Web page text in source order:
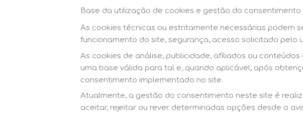
Base da utilização de cookies e gestão do consentimento
As cookies técnicas ou estritamente necessárias podem
funcionamento do site, segurança, acesso solicitado
As cookies de análise, publicidade, afiliados ou
uma base válida para tal e, quando aplicável, após
consentimento implementado no site.
Atualmente, a gestão do consentimento neste site é
aceitar, rejeitar ou rever determinadas opções desde o